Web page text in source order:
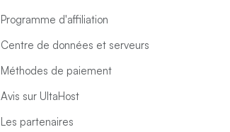
Programme d'affiliation
Centre de données et serveurs
Méthodes de paiement
Avis sur UltaHost
Les partenaires